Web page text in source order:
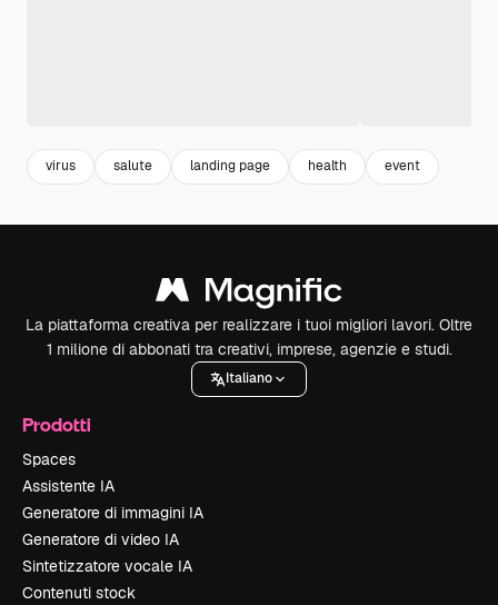
virus salute landing page health event
La piattaforma creativa per realizzare i tuoi migliori lavori. Oltre
1 milione di abbonati tra creativi, imprese, agenzie e studi.
Italiano
Prodotti
Spaces
Assistente IA
Generatore di immagini IA
Generatore di video IA
Sintetizzatore vocale IA
Contenuti stock